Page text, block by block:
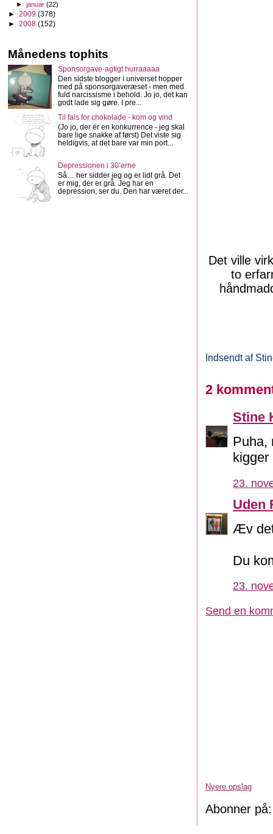
Det ville
to
Indsendt af
2
Stine
Puha,
23.
Uden
Æv
Du
23.
Send en
Nyere opslag
Abonner
►januar(22)
► 2009 (378)
► 2008 (152)
Månedens tophits
Sponsorgave-agtigt hurraaaaa
Den sidste blogger i universet hopper
med på sponsorgaveræset - men med
fuld narcissisme i behold. Jo jo, det kan
godt lade sig gøre. I pre...
Til fals for chokolade - kom og vind
(Jo jo, der ér en konkurrence - jeg skal
bare lige snakke af først) Det viste sig
heldigvis, at det bare var min port...
Depressionen i 30’erne
Så… her sidder jeg og er lidt grå. Det
er mig, der er grå. Jeg har en
depression, ser du. Den har været der...